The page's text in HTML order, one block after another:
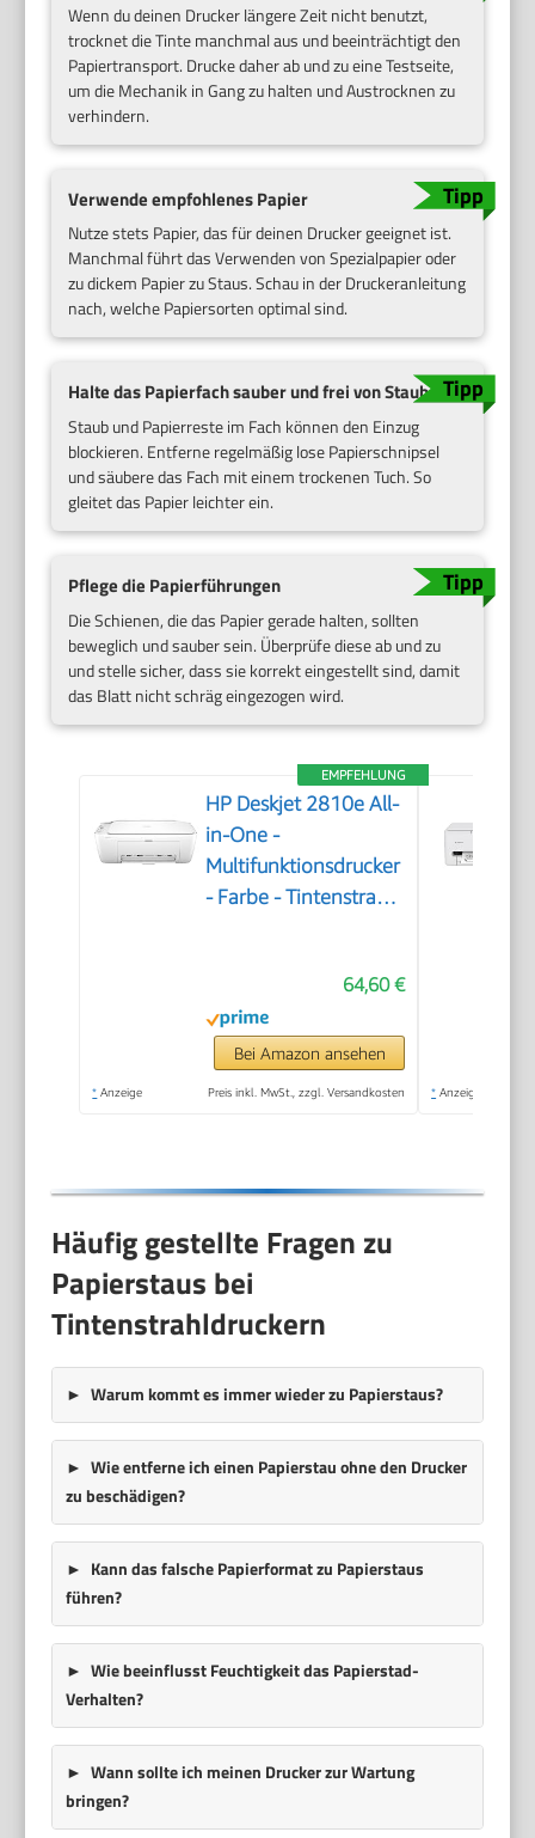
Wenn du deinen Drucker längere Zeit nicht benutzt,
trocknet die Tinte manchmal aus und beeinträchtigt den
Papiertransport. Drucke daher ab und zu eine Testseite,
um die Mechanik in Gang zu halten und Austrocknen zu
verhindern.
Verwende empfohlenes Papier
Nutze stets Papier, das für deinen Drucker geeignet ist.
Manchmal führt das Verwenden von Spezialpapier oder
zu dickem Papier zu Staus. Schau in der Druckeranleitung
nach, welche Papiersorten optimal sind.
Halte das Papierfach sauber und frei von Staub
Staub und Papierreste im Fach können den Einzug
blockieren. Entferne regelmäßig lose Papierschnipsel
und säubere das Fach mit einem trockenen Tuch. So
gleitet das Papier leichter ein.
Pflege die Papierführungen
Die Schienen, die das Papier gerade halten, sollten
beweglich und sauber sein. Überprüfe diese ab und zu
und stelle sicher, dass sie korrekt eingestellt sind, damit
das Blatt nicht schräg eingezogen wird.
EMPFEHLUNG
HP Deskjet 2810e All-
in-One -
Multifunktionsdrucker
- Farbe - Tintenstrahl
(Medien) - bis zu 7.5
Seiten/Min. (Drucken)
- 60 Blatt - USB 2.0,
Bluetooth, Wi-Fi(n)
64,60 €
Bei Amazon ansehen
* Anzeige Preis inkl. MwSt., zzgl. Versandkosten * Anzeige
Häufig gestellte Fragen zu
Papierstaus bei
Tintenstrahldruckern
Warum kommt es immer wieder zu Papierstaus?
Wie entferne ich einen Papierstau ohne den Drucker
zu beschädigen?
Kann das falsche Papierformat zu Papierstaus
führen?
Wie beeinflusst Feuchtigkeit das Papierstad-
Verhalten?
Wann sollte ich meinen Drucker zur Wartung
bringen?